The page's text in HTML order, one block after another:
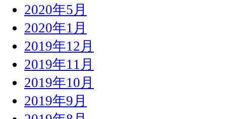
2020年5月
2020年1月
2019年12月
2019年11月
2019年10月
2019年9月